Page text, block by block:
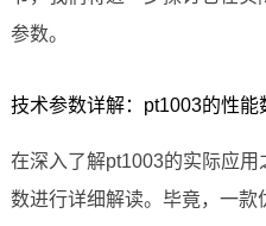
参数。
技术参数详解：pt1003的性能
在深入了解pt1003的实际应
数进行详细解读。毕竟，一